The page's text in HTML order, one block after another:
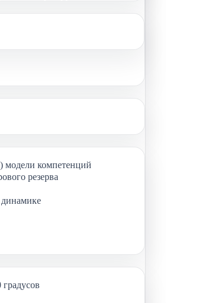
модели компетенций
резерва